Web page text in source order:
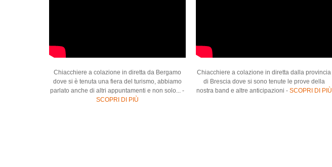
Chiacchiere a colazione in diretta da Bergamo
dove si è tenuta una fiera del turismo, abbiamo
parlato anche di altri appuntamenti e non solo... -
SCOPRI DI PIÙ
Chiacchiere a colazione in diretta dalla provincia
di Brescia dove si sono tenute le prove della
nostra band e altre anticipazioni - SCOPRI DI PIÙ